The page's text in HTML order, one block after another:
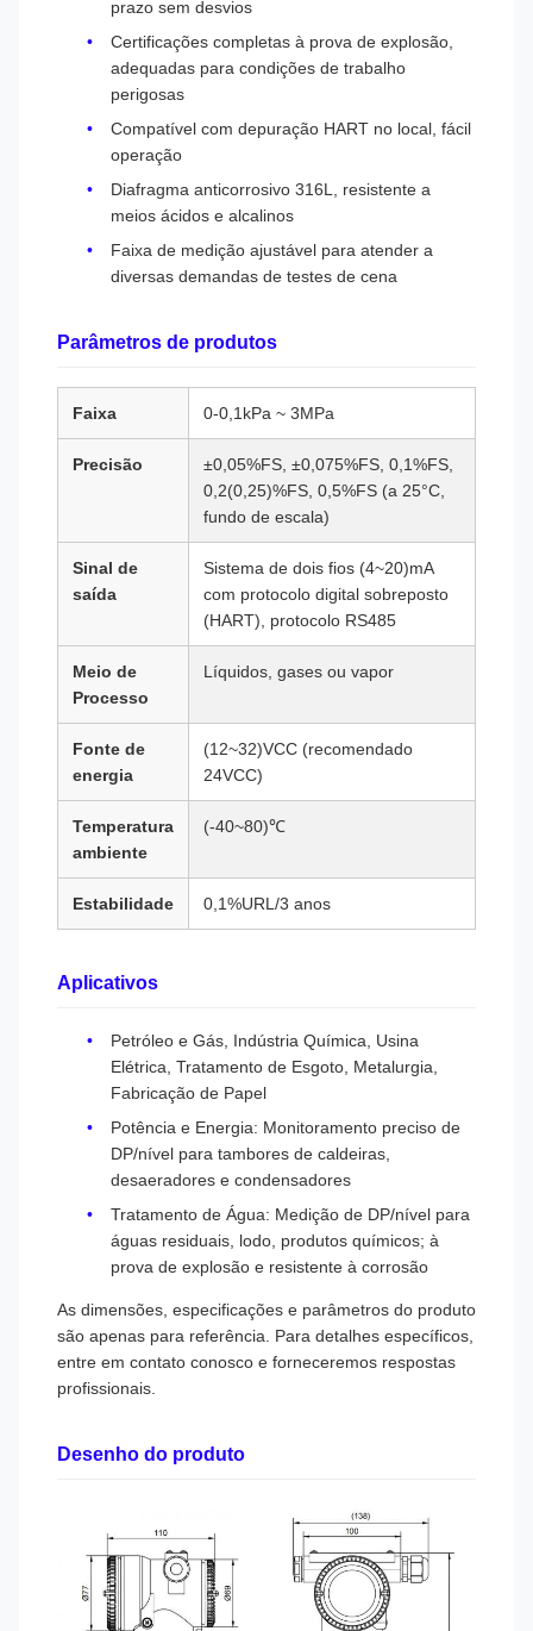
prazo sem desvios
Certificações completas à prova de explosão,
adequadas para condições de trabalho
perigosas
Compatível com depuração HART no local, fácil
operação
Diafragma anticorrosivo 316L, resistente a
meios ácidos e alcalinos
Faixa de medição ajustável para atender a
diversas demandas de testes de cena
Parâmetros de produtos
Faixa 0-0,1kPa ~ 3MPa
Precisão
±0,05%FS, ±0,075%FS, 0,1%FS,
0,2(0,25)%FS, 0,5%FS (a 25°C,
fundo de escala)
Sinal de
saída
Sistema de dois fios (4~20)mA
com protocolo digital sobreposto
(HART), protocolo RS485
Meio de
Processo
Líquidos, gases ou vapor
Fonte de
energia
(12~32)VCC (recomendado
24VCC)
Temperatura
ambiente
(-40~80)℃
Estabilidade 0,1%URL/3 anos
Aplicativos
Petróleo e Gás, Indústria Química, Usina
Elétrica, Tratamento de Esgoto, Metalurgia,
Fabricação de Papel
Potência e Energia: Monitoramento preciso de
DP/nível para tambores de caldeiras,
desaeradores e condensadores
Tratamento de Água: Medição de DP/nível para
águas residuais, lodo, produtos químicos; à
prova de explosão e resistente à corrosão
As dimensões, especificações e parâmetros do produto
são apenas para referência. Para detalhes específicos,
entre em contato conosco e forneceremos respostas
profissionais.
Desenho do produto